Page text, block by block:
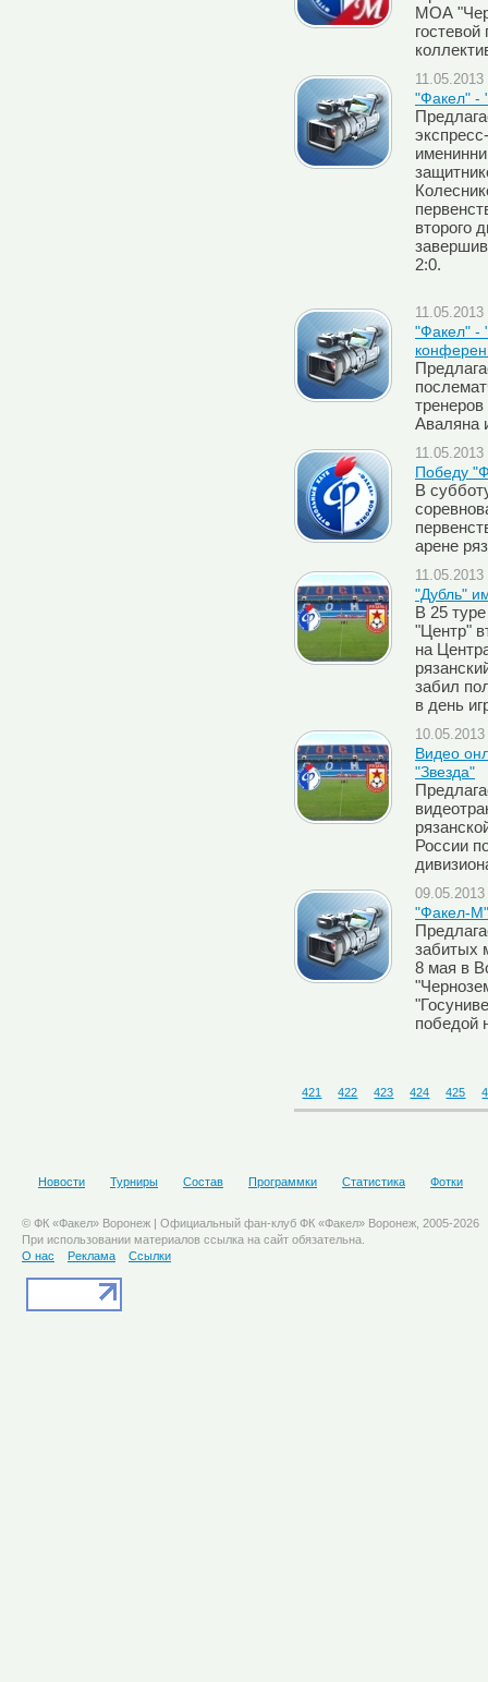
МОА
"Факел" -
второго
2:0.
"Факел" -
Аваляна
Победу
В
арене
"Дубль"
В 25
"Центр"
на
забил
в день
Видео
"Звезда"
России
"Факел-М"
забитых
8 мая в
победой
421 422 423 424 425
Новости Турниры Состав Программки Статистика Фотки
© ФК «Факел» Воронеж | Официальный фан-клуб ФК «Факел» Воронеж, 2005-2026
При использовании материалов ссылка на сайт обязательна.
О нас
Реклама Ссылки